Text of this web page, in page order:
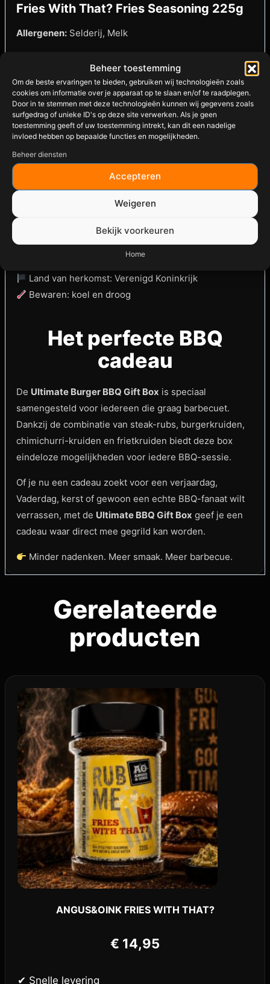
Beheer toestemming
Om de beste ervaringen te bieden, gebruiken wij technologieën zoals
cookies om informatie over je apparaat op te slaan en/of te raadplegen.
Door in te stemmen met deze technologieën kunnen wij gegevens zoals
surfgedrag of unieke ID's op deze site verwerken. Als je geen
toestemming geeft of uw toestemming intrekt, kan dit een nadelige
invloed hebben op bepaalde functies en mogelijkheden.
Beheer diensten
Accepteren
Weigeren
Bekijk voorkeuren
Home
Fries With That? Fries Seasoning 225g
Allergenen: Selderij, Melk
Allergenen:Selderij
Montreal Steak & Burger Seasoning
250g
Kan sporen bevatten van andere allergenen.
Productinformatie
Inhoud: 4 rubs (± 945 gram totaal)
Land van herkomst: Verenigd Koninkrijk
Bewaren: koel en droog
Het perfecte BBQ
cadeau
De Ultimate Burger BBQ Gift Box is speciaal
samengesteld voor iedereen die graag barbecuet.
Dankzij de combinatie van steak-rubs, burgerkruiden,
chimichurri-kruiden en frietkruiden biedt deze box
eindeloze mogelijkheden voor iedere BBQ-sessie.
Of je nu een cadeau zoekt voor een verjaardag,
Vaderdag, kerst of gewoon een echte BBQ-fanaat wilt
verrassen, met de Ultimate BBQ Gift Box geef je een
cadeau waar direct mee gegrild kan worden.
Minder nadenken. Meer smaak. Meer barbecue.
Gerelateerde
producten
ANGUS&OINK FRIES WITH THAT?
€ 14,95
✔ Snelle levering